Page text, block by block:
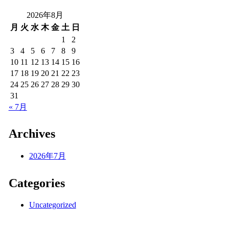
2026年8月
月 火 水 木 金 土 日
1
2
3
4 5 6 7 8
9
10 11 12 13 14 15 16
17 18 19 20 21 22 23
24 25 26 27 28 29 30
31
« 7月
Archives
2026年7月
Categories
Uncategorized